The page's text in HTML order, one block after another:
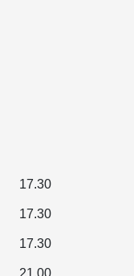
17.30
17.30
17.30